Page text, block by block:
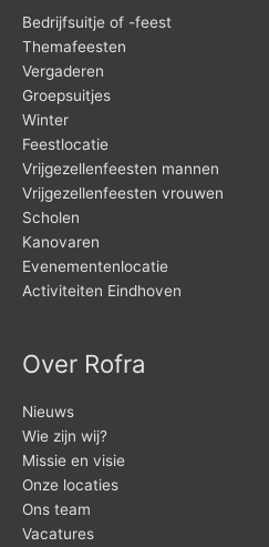
Bedrijfsuitje of -feest
Themafeesten
Vergaderen
Groepsuitjes
Winter
Feestlocatie
Vrijgezellenfeesten mannen
Vrijgezellenfeesten vrouwen
Scholen
Kanovaren
Evenementenlocatie
Activiteiten Eindhoven
Over Rofra
Nieuws
Wie zijn wij?
Missie en visie
Onze locaties
Ons team
Vacatures